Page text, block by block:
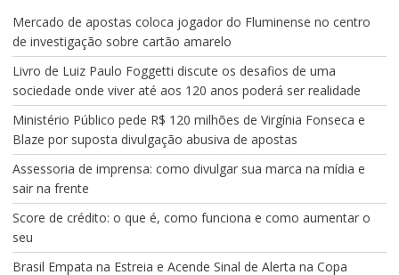
Mercado de apostas coloca jogador do Fluminense no centro
de investigação sobre cartão amarelo
Livro de Luiz Paulo Foggetti discute os desafios de uma
sociedade onde viver até aos 120 anos poderá ser realidade
Ministério Público pede R$ 120 milhões de Virgínia Fonseca e
Blaze por suposta divulgação abusiva de apostas
Assessoria de imprensa: como divulgar sua marca na mídia e
sair na frente
Score de crédito: o que é, como funciona e como aumentar o
seu
Brasil Empata na Estreia e Acende Sinal de Alerta na Copa